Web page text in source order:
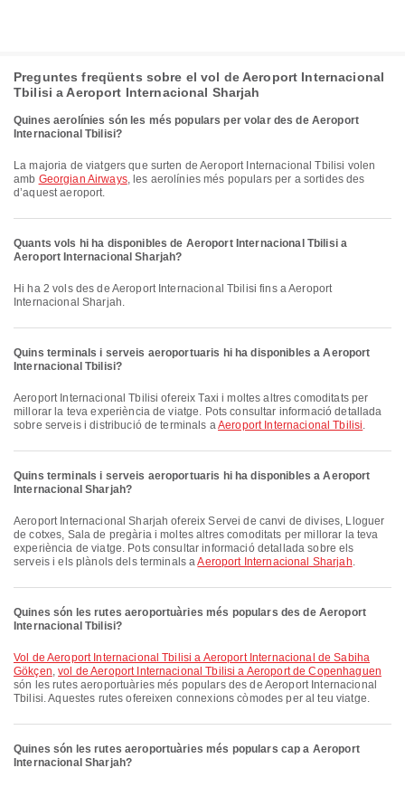
Preguntes freqüents sobre el vol de Aeroport Internacional
Tbilisi a Aeroport Internacional Sharjah
Quines aerolínies són les més populars per volar des de Aeroport
Internacional Tbilisi?
La majoria de viatgers que surten de Aeroport Internacional Tbilisi volen
amb Georgian Airways, les aerolínies més populars per a sortides des
d’aquest aeroport.
Quants vols hi ha disponibles de Aeroport Internacional Tbilisi a
Aeroport Internacional Sharjah?
Hi ha 2 vols des de Aeroport Internacional Tbilisi fins a Aeroport
Internacional Sharjah.
Quins terminals i serveis aeroportuaris hi ha disponibles a Aeroport
Internacional Tbilisi?
Aeroport Internacional Tbilisi ofereix Taxi i moltes altres comoditats per
millorar la teva experiència de viatge. Pots consultar informació detallada
sobre serveis i distribució de terminals aAeroport Internacional Tbilisi.
Quins terminals i serveis aeroportuaris hi ha disponibles a Aeroport
Internacional Sharjah?
Aeroport Internacional Sharjah ofereix Servei de canvi de divises, Lloguer
de cotxes, Sala de pregària i moltes altres comoditats per millorar la teva
experiència de viatge. Pots consultar informació detallada sobre els
serveis i els plànols dels terminals aAeroport Internacional Sharjah.
Quines són les rutes aeroportuàries més populars des de Aeroport
Internacional Tbilisi?
vol de Aeroport Internacional Tbilisi a Aeroport Internacional de Sabiha
Gökçen,vol de Aeroport Internacional Tbilisi a Aeroport de Copenhaguen
són les rutes aeroportuàries més populars des de Aeroport Internacional
Tbilisi. Aquestes rutes ofereixen connexions còmodes per al teu viatge.
Quines són les rutes aeroportuàries més populars cap a Aeroport
Internacional Sharjah?